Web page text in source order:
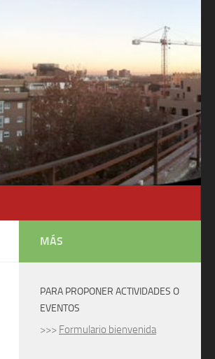
MÁS
PARA PROPONER ACTIVIDADES O
EVENTOS
>>> Formulario bienvenida